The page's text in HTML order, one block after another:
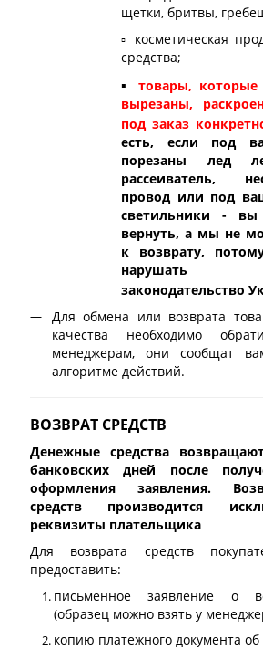
щетки, бритвы,
▫️ косметическая
средства;
▪️ товары,
вырезаны,
под заказ
есть, если под
порезаны лед
рассеиватель,
провод или под
светильники -
вернуть, а мы не
к возврату,
нарушать
законодательство
Для обмена или возврата
качества необходимо
менеджерам, они сообщат
алгоритме действий.
ВОЗВРАТ СРЕДСТВ
Денежные средства
банковских дней после
оформления заявления.
средств производится
реквизиты плательщика
Для возврата средств
предоставить:
письменное заявление о
(образец можно взять у
копию платежного документа об